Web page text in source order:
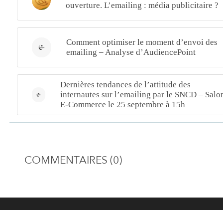
ouverture. L’emailing : média publicitaire ?
Comment optimiser le moment d’envoi des
emailing – Analyse d’AudiencePoint
Dernières tendances de l’attitude des
internautes sur l’emailing par le SNCD –
E-Commerce le 25 septembre à 15h
COMMENTAIRES (0)